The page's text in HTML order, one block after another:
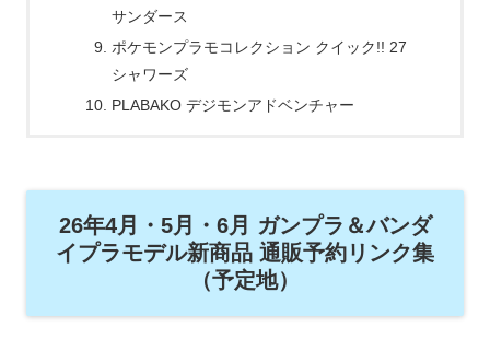
サンダース
ポケモンプラモコレクション クイック!! 27
シャワーズ
PLABAKO デジモンアドベンチャー
26年4月・5月・6月 ガンプラ＆バンダ
イプラモデル新商品 通販予約リンク集
（予定地）